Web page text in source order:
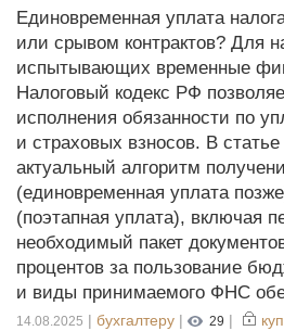
Единовременная уплата
или срывом контрактов? Для
испытывающих временные
Налоговый кодекс РФ
исполнения обязанности по
и страховых взносов. В
актуальный алгоритм
(единовременная уплата
(поэтапная уплата), включая
необходимый пакет
процентов за пользование
и виды принимаемого ФНС
14.08.2025 | бухгалтеру | 29 |